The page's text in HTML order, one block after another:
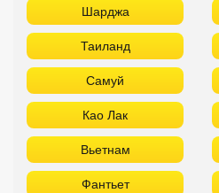
Шарджа
Таиланд
Самуй
Као Лак
Вьетнам
Фантьет